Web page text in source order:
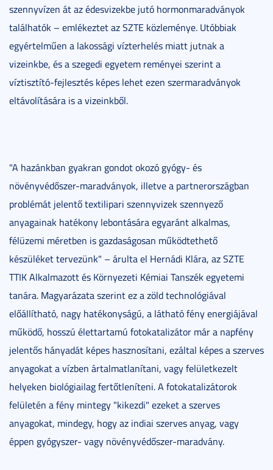
szennyvízen át az édesvizekbe jutó hormonmaradványok
találhatók – emlékeztet az SZTE közleménye. Utóbbiak
egyértelműen a lakossági vízterhelés miatt jutnak a
vizeinkbe, és a szegedi egyetem reményei szerint a
víztisztító-fejlesztés képes lehet ezen szermaradványok
eltávolítására is a vizeinkből.
"A hazánkban gyakran gondot okozó gyógy- és
növényvédőszer-maradványok, illetve a partnerországban
problémát jelentő textilipari szennyvizek szennyező
anyagainak hatékony lebontására egyaránt alkalmas,
félüzemi méretben is gazdaságosan működtethető
készüléket tervezünk" – árulta el Hernádi Klára, az SZTE
TTIK Alkalmazott és Környezeti Kémiai Tanszék egyetemi
tanára. Magyarázata szerint ez a zöld technológiával
előállítható, nagy hatékonyságú, a látható fény energiájával
működő, hosszú élettartamú fotokatalizátor már a napfény
jelentős hányadát képes hasznosítani, ezáltal képes a szerves
anyagokat a vízben ártalmatlanítani, vagy felületkezelt
helyeken biológiailag fertőtleníteni. A fotokatalizátorok
felületén a fény mintegy "kikezdi" ezeket a szerves
anyagokat, mindegy, hogy az indiai szerves anyag, vagy
éppen gyógyszer- vagy növényvédőszer-maradvány.